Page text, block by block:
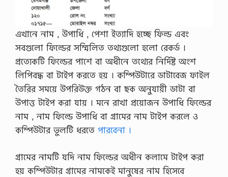
এখানে নাম , উপাধি , পেশা ইত্যাদি হচ্ছে ফিল্ড এবং
সবগুলাে ফিল্ডের সম্মিলিত তথ্যগুলাে হলাে রেকর্ড ।
প্রত্যেকটি ফিল্ডের পাশে বা অধীনে তথ্যের নির্দিষ্ট অংশ
লিপিবদ্ধ বা টাইপ করতে হয় । কম্পিউটারে ডাটাবেজ ফাইল
তৈরির সময়ে উপরিউক্ত গঠন বা ছক অনুযায়ী ডাটা বা
উপাত্ত টাইপ করা যায় । মনে রাখা প্রয়ােজন উপাধি ফিল্ডের
নাম , নাম ফিল্ডে উপাধি বা গ্রামের নাম টাইপ করলে ও
কম্পিউটার ভুলটি ধরতে পারবেনা ।
গ্রামের নামটি যদি নাম ফিল্ডের অধীন কলামে টাইপ করা
হয় কম্পিউটার গ্রামের নামকেই মানুষের নাম হিসেবে